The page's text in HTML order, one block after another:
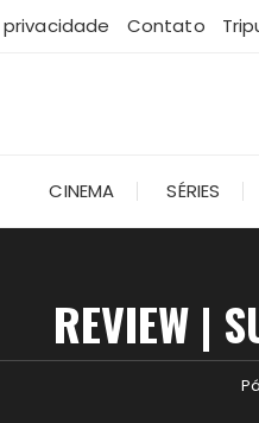
Contato
CINEMA SÉRIES
REVIEW |